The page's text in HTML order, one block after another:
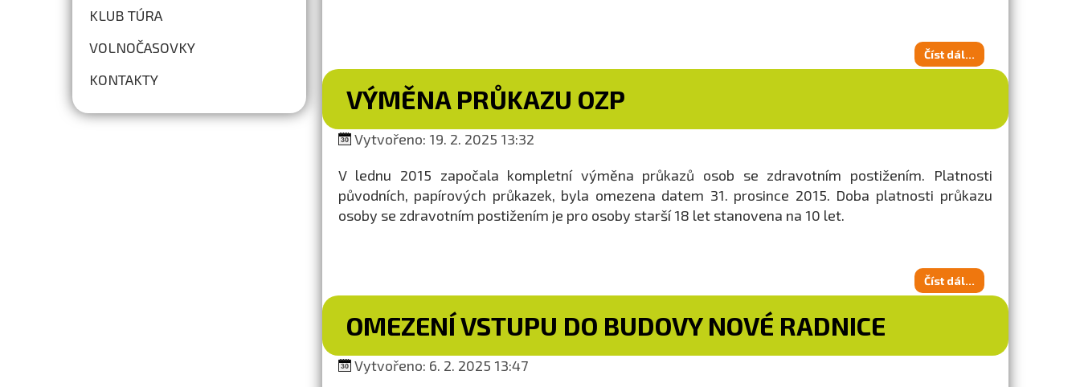
KLUB TÚRA
VOLNOČASOVKY
KONTAKTY
Číst dál...
VÝMĚNA PRŮKAZU OZP
Vytvořeno: 19. 2. 2025 13:32
V lednu 2015 započala kompletní výměna průkazů osob se zdravotním postižením. Platnosti
původních, papírových průkazek, byla omezena datem 31. prosince 2015. Doba platnosti průkazu
osoby se zdravotním postižením je pro osoby starší 18 let stanovena na 10 let.
Číst dál...
OMEZENÍ VSTUPU DO BUDOVY NOVÉ RADNICE
Vytvořeno: 6. 2. 2025 13:47